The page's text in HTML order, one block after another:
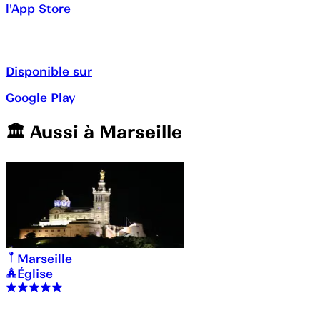
l'App Store
Disponible sur
Google Play
🏛️️ Aussi à Marseille
Marseille
Église